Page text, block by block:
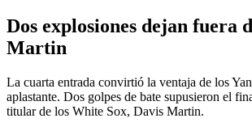
Dos explosiones dejan fuera
Martin
La cuarta entrada convirtió la ventaja de los
aplastante. Dos golpes de bate supusieron el
titular de los White Sox, Davis Martin.